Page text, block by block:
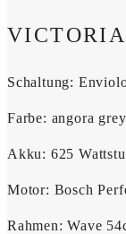
Schaltung:
Farbe: angora
Akku: 625
Motor: Bosch
Rahmen: Wave